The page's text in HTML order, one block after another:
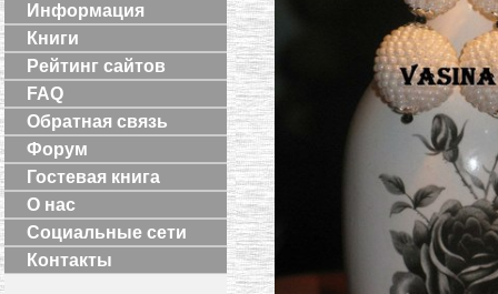
Информация
Книги
Рейтинг сайтов
FAQ
Обратная связь
Форум
Гостевая книга
О нас
Социальные сети
Контакты